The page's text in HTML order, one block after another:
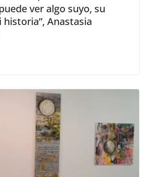
ver algo suyo, su
Anastasia